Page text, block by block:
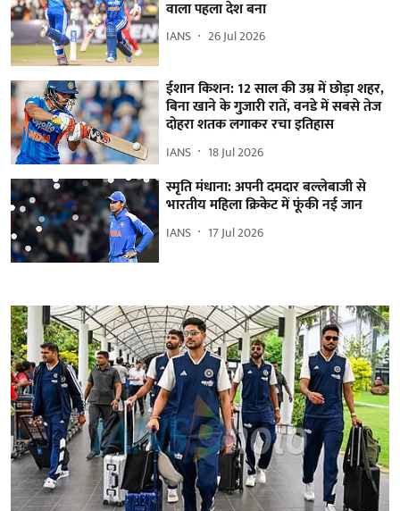
वाला पहला देश बना
IANS 26 Jul 2026
ईशान किशन: 12 साल की उम्र में छोड़ा शहर,
बिना खाने के गुजारी रातें, वनडे में सबसे तेज
दोहरा शतक लगाकर रचा इतिहास
IANS 18 Jul 2026
स्मृति मंधाना: अपनी दमदार बल्लेबाजी से
भारतीय महिला क्रिकेट में फूंकी नई जान
IANS 17 Jul 2026